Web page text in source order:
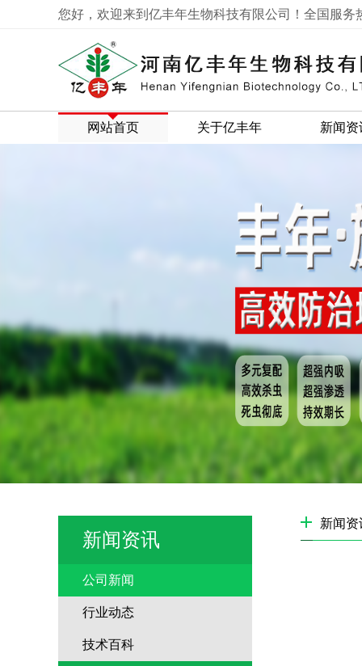
您好，欢迎来到亿丰年生物科技有限公司！全国服务
网站首页 关于亿丰年 新闻资
新闻资讯
公司新闻
行业动态
技术百科
新闻资